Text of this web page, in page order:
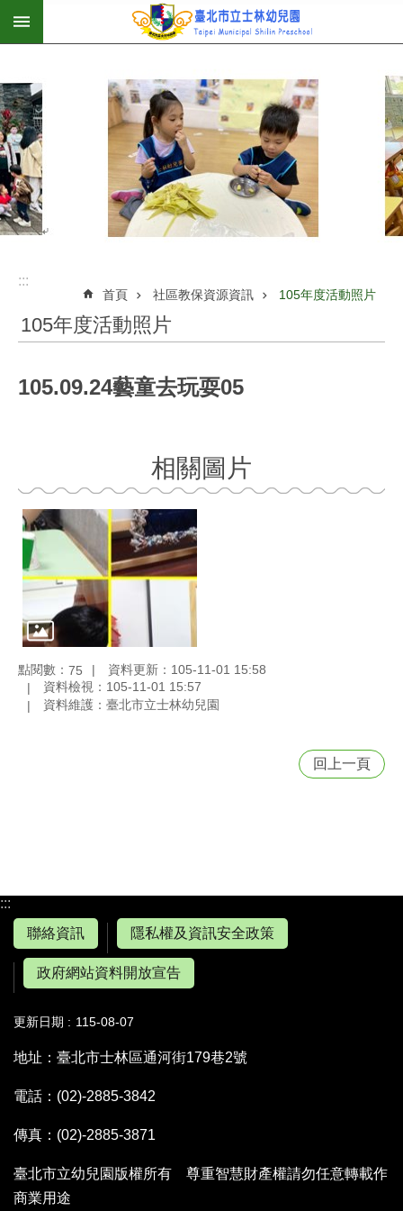
跳到主要內容區塊
:::
首頁 社區教保資源資訊 105年度活動照片
105年度活動照片
105.09.24藝童去玩耍05
相關圖片
點閱數： 75
資料更新：105-11-01 15:58
資料檢視：105-11-01 15:57
資料維護：臺北市立士林幼兒園
回上一頁
:::
聯絡資訊
隱私權及資訊安全政策
政府網站資料開放宣告
更新日期 115-08-07
地址：臺北市士林區通河街179巷2號
電話：(02)-2885-3842
傳真：(02)-2885-3871
臺北市立幼兒園版權所有 尊重智慧財產權請勿任意轉載作
商業用途